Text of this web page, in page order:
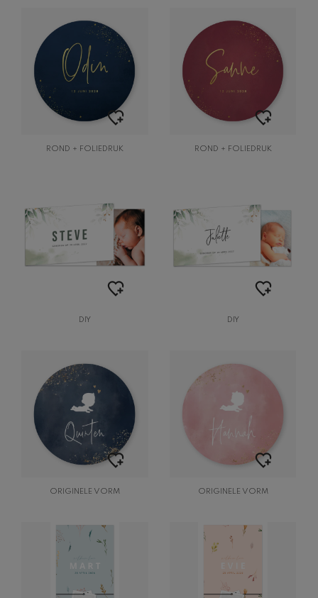
ROND + FOLIEDRUK ROND + FOLIEDRUK
DIY DIY
ORIGINELE VORM ORIGINELE VORM